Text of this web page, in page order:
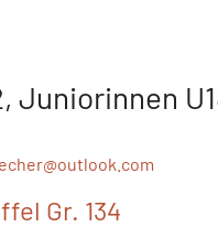
Juniorinnen
outlook.com
Gr. 134